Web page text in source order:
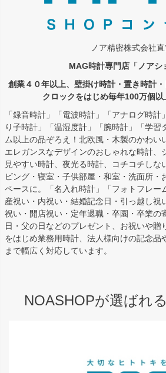
ノア精密株式会社
MAG時計専門店「ノアシ
創業４０年以上、壁掛け時計・置き時計・
クロックをはじめ毎年100万個以
「録音時計」「電波時計」「アナログ時
り子時計」「温湿度計」「腕時計」「学習
ム以上の品ぞろえ！北欧風・木製のかわい
エレガンスなデザインのおしゃれな時計、
見やすい時計、夜光る時計、コチコチしな
ビング・寝室・子供部屋・和室・洗面所・
ペースに。「名入れ時計」「フォトフレー
産祝い・内祝い・結婚記念日・引っ越し祝
祝い・開店祝い・定年退職・卒園・卒業の
日・父の日などのプレゼント、お祝いや贈
をはじめ業務用時計、法人様向けの記念品
まで幅広く対応しています。
NOASHOPが選ばれ